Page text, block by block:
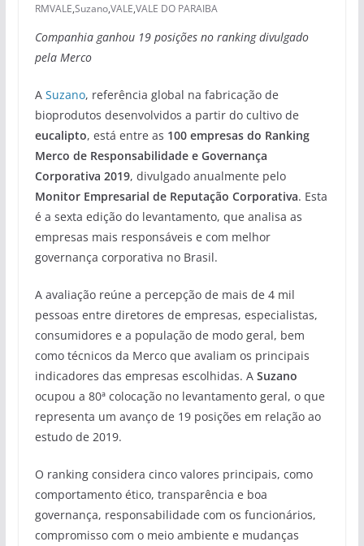
RMVALE,Suzano,VALE,VALE DO PARAIBA
Companhia ganhou 19 posições no ranking divulgado
pela Merco
A Suzano, referência global na fabricação de
bioprodutos desenvolvidos a partir do cultivo de
eucalipto, está entre as 100 empresas do Ranking
Merco de Responsabilidade e Governança
Corporativa 2019, divulgado anualmente pelo
Monitor Empresarial de Reputação Corporativa. Esta
é a sexta edição do levantamento, que analisa as
empresas mais responsáveis e com melhor
governança corporativa no Brasil.
A avaliação reúne a percepção de mais de 4 mil
pessoas entre diretores de empresas, especialistas,
consumidores e a população de modo geral, bem
como técnicos da Merco que avaliam os principais
indicadores das empresas escolhidas. A Suzano
ocupou a 80ª colocação no levantamento geral, o que
representa um avanço de 19 posições em relação ao
estudo de 2019.
O ranking considera cinco valores principais, como
comportamento ético, transparência e boa
governança, responsabilidade com os funcionários,
compromisso com o meio ambiente e mudanças